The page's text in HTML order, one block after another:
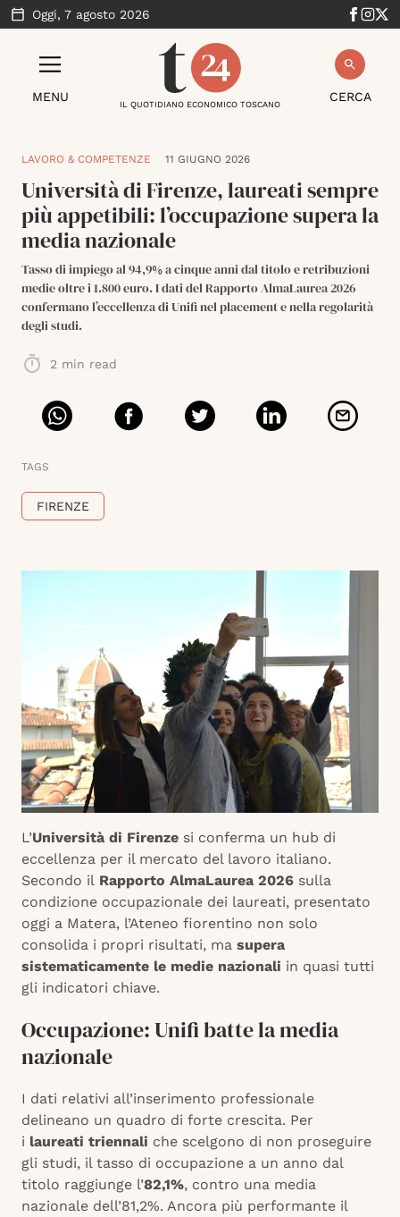
Oggi, 7 agosto 2026
MENU CERCA
IL QUOTIDIANO ECONOMICO TOSCANO
LAVORO & COMPETENZE 11 GIUGNO 2026
Università di Firenze, laureati sempre
più appetibili: l’occupazione supera la
media nazionale
Tasso di impiego al 94,9% a cinque anni dal titolo e retribuzioni
medie oltre i 1.800 euro. I dati del Rapporto AlmaLaurea 2026
confermano l’eccellenza di Unifi nel placement e nella regolarità
degli studi.
2 min read
TAGS
FIRENZE
L’Università di Firenze si conferma un hub di
eccellenza per il mercato del lavoro italiano.
Secondo il Rapporto AlmaLaurea 2026 sulla
condizione occupazionale dei laureati, presentato
oggi a Matera, l’Ateneo fiorentino non solo
consolida i propri risultati, ma supera
sistematicamente le medie nazionali in quasi tutti
gli indicatori chiave.
Occupazione: Unifi batte la media
nazionale
I dati relativi all’inserimento professionale
delineano un quadro di forte crescita. Per
i laureati triennali che scelgono di non proseguire
gli studi, il tasso di occupazione a un anno dal
titolo raggiunge l’82,1%, contro una media
nazionale dell’81,2%. Ancora più performante il